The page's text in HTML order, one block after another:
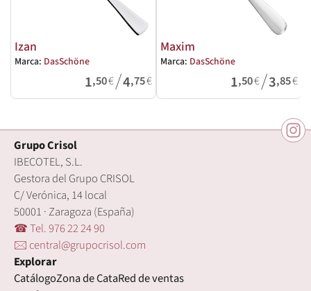
Izan
Marca: DasSchöne
1,50€/4,75€
Maxim
Marca: DasSchöne
1,50€/3,85€
Grupo Crisol
IBECOTEL, S.L.
Gestora del Grupo CRISOL
C/ Verónica, 14 local
50001 · Zaragoza (España)
☎ Tel. 976 22 24 90
🖂 central@grupocrisol.com
Explorar
CatálogoZona de CataRed de ventas